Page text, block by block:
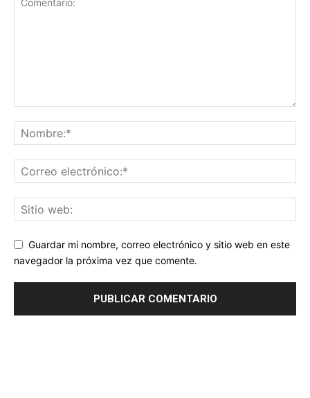
Guardar mi nombre, correo electrónico y sitio web en este
navegador la próxima vez que comente.